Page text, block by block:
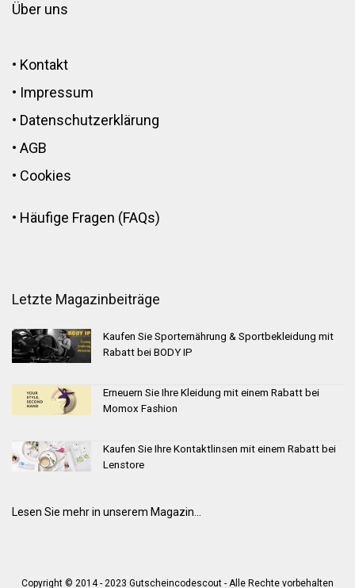
Über uns
• Kontakt
• Impressum
• Datenschutzerklärung
• AGB
• Cookies
• Häufige Fragen (FAQs)
Letzte Magazinbeiträge
Kaufen Sie Sporternährung & Sportbekleidung mit
Rabatt bei BODY IP
Erneuern Sie Ihre Kleidung mit einem Rabatt bei
Momox Fashion
Kaufen Sie Ihre Kontaktlinsen mit einem Rabatt bei
Lenstore
Lesen Sie mehr in unserem Magazin...
Copyright © 2014 - 2023 Gutscheincodescout - Alle Rechte vorbehalten